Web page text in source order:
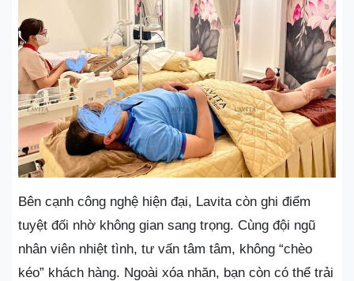
Bên cạnh công nghệ hiện đại, Lavita còn ghi điểm
tuyệt đối nhờ không gian sang trọng. Cùng đội ngũ
nhân viên nhiệt tình, tư vấn tâm tâm, không “chèo
kéo” khách hàng. Ngoài xóa nhăn, bạn còn có thể trải